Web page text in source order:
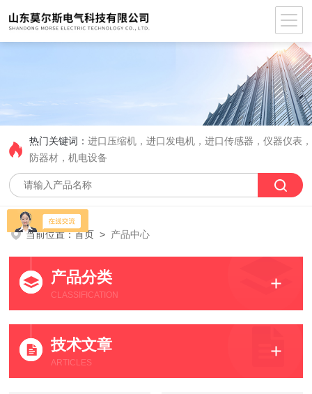
热门关键词：进口压缩机，进口发电机，进口传感器，仪器仪表
防器材，机电设备
当前位置：首页 > 产品中心
产品分类
CLASSIFICATION
技术文章
ARTICLES